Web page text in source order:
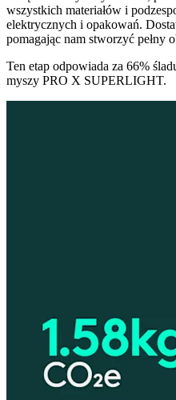
wszystkich materiałów i
elektrycznych i opakowań.
pomagając nam stworzyć pełny
Ten etap odpowiada za 66%
myszy PRO X SUPERLIGHT.